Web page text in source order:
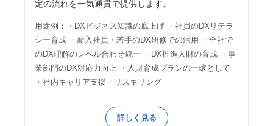
定の流れを一気通貫で提供します。
用途例：・DXビジネス知識の底上げ ・社員のDXリテラ
シー育成 ・新入社員・若手のDX研修での活用 ・全社で
のDX理解のレベル合わせ統一 ・DX推進人財の育成 ・事
業部門のDX対応力向上 ・人財育成プランの一環として
・社内キャリア支援・リスキリング
詳しく見る